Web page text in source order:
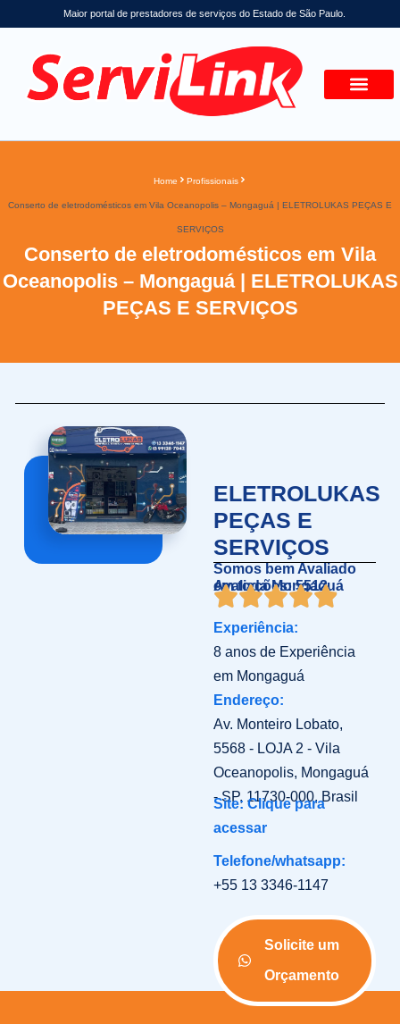
Maior portal de prestadores de serviços do Estado de São Paulo.
Home Profissionais
Conserto de eletrodomésticos em Vila Oceanopolis – Mongaguá | ELETROLUKAS PEÇAS E
SERVIÇOS
Conserto de eletrodomésticos em Vila
Oceanopolis – Mongaguá | ELETROLUKAS
PEÇAS E SERVIÇOS
ELETROLUKAS
PEÇAS E
SERVIÇOS
Somos bem Avaliado
em toda Mongaguá
Avaliações: 5512
Experiência:
8 anos de Experiência
em Mongaguá
Endereço:
Av. Monteiro Lobato,
5568 - LOJA 2 - Vila
Oceanopolis, Mongaguá
- SP, 11730-000, Brasil
Site: Clique para
acessar
Telefone/whatsapp:
+55 13 3346-1147
Solicite um
Orçamento